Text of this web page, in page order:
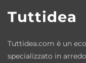
Tuttidea
Tuttidea.com è un
specializzato in